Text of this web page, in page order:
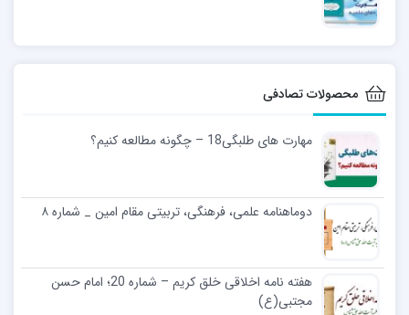
محصولات تصادفی
مهارت های طلبگی18 – چگونه مطالعه کنیم؟
دوماهنامه علمی، فرهنگی، تربیتی مقام امین _ شماره ۸
هفته نامه اخلاقی خلق کریم – شماره 20؛ امام حسن
مجتبی‌(ع)